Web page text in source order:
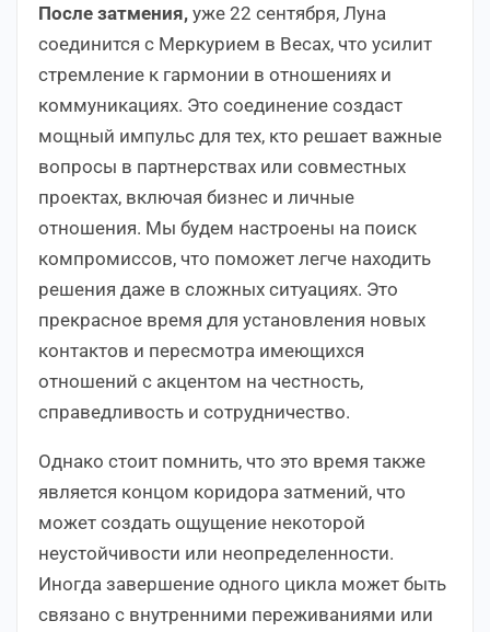
После затмения, уже 22 сентября, Луна
соединится с Меркурием в Весах, что усилит
стремление к гармонии в отношениях и
коммуникациях. Это соединение создаст
мощный импульс для тех, кто решает важные
вопросы в партнерствах или совместных
проектах, включая бизнес и личные
отношения. Мы будем настроены на поиск
компромиссов, что поможет легче находить
решения даже в сложных ситуациях. Это
прекрасное время для установления новых
контактов и пересмотра имеющихся
отношений с акцентом на честность,
справедливость и сотрудничество.
Однако стоит помнить, что это время также
является концом коридора затмений, что
может создать ощущение некоторой
неустойчивости или неопределенности.
Иногда завершение одного цикла может быть
связано с внутренними переживаниями или